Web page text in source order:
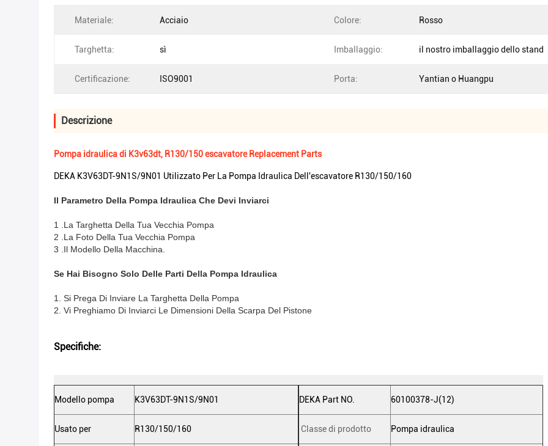
Materiale: Acciaio Colore: Rosso
Targhetta: sì Imballaggio: il nostro imballaggio dello stand
Certificazione: ISO9001 Porta: Yantian o Huangpu
Descrizione
Pompa idraulica di K3v63dt, R130/150 escavatore Replacement Parts
DEKA K3V63DT-9N1S/9N01 Utilizzato Per La Pompa Idraulica Dell'escavatore R130/150/160
Il Parametro Della Pompa Idraulica Che Devi Inviarci
1 .La Targhetta Della Tua Vecchia Pompa
2 .La Foto Della Tua Vecchia Pompa
3 .Il Modello Della Macchina.
Se Hai Bisogno Solo Delle Parti Della Pompa Idraulica
1. Si Prega Di Inviare La Targhetta Della Pompa
2. Vi Preghiamo Di Inviarci Le Dimensioni Della Scarpa Del Pistone
Specifiche:
Modello pompa K3V63DT-9N1S/9N01
Usato per R130/150/160
DEKA Part NO. 60100378-J(12)
Classe di prodotto Pompa idraulica